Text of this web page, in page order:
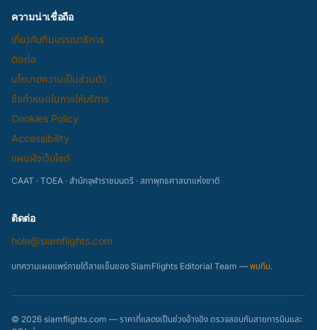
ความน่าเชื่อถือ
เกี่ยวกับทีมบรรณาธิการ
ติดต่อ
นโยบายความเป็นส่วนตัว
ข้อกำหนดในการให้บริการ
Cookies Policy
Accessibility
แผนผังเว็บไซต์
CAAT · TOEA · สำนักจุฬาราชมนตรี · สภาพุทธศาสนาแห่งชาติ
ติดต่อ
hola@siamflights.com
บทความเผยแพร่ภายใต้ลายเซ็นของ SiamFlights Editorial Team — พบทีม.
© 2026 siamflights.com — ราคาที่แสดงเป็นช่วงอ้างอิง ตรวจสอบกับสายการบินและ